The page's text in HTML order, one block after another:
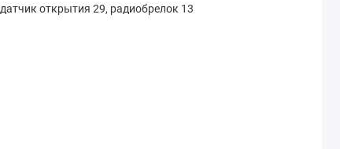
открытия 29, радиобрелок 13